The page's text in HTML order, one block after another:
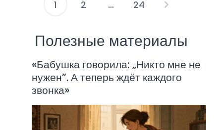
П
г
и
н
а
1 2 … 24
Полезные материалы
«Бабушка говорила: „Никто мне не
нужен”. А теперь ждёт каждого
звонка»